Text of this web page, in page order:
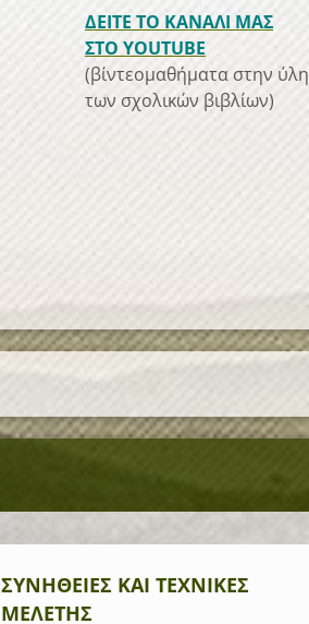
ΔΕΙΤΕ ΤΟ ΚΑΝΑΛΙ ΜΑΣ
ΣΤΟ YOUTUBE
(βίντεομαθήματα στην ύλη
των σχολικών βιβλίων)
ΣΥΝΉΘΕΙΕΣ ΚΑΙ ΤΕΧΝΙΚΈΣ
ΜΕΛΈΤΗΣ